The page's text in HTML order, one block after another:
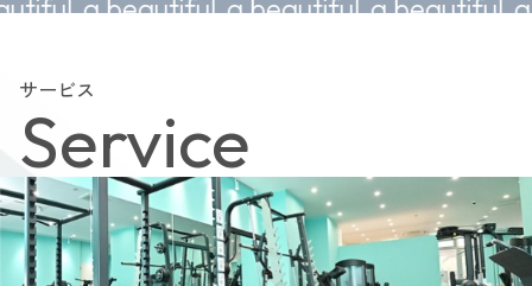
a beautiful a beautiful a
サービス
Service